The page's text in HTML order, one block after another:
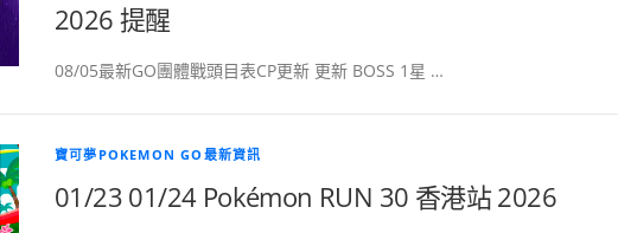
2026 提醒
08/05最新GO團體戰頭目表CP更新 更新 BOSS 1星 …
寶可夢POKEMON GO最新資訊
01/23 01/24 Pokémon RUN 30 香港站 2026